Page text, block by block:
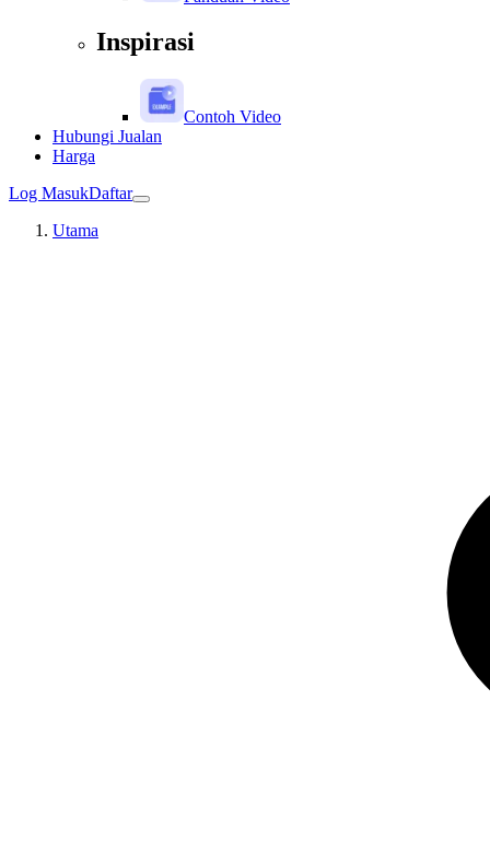
Inspirasi
Contoh Video
Hubungi Jualan
Harga
Log MasukDaftar
Utama